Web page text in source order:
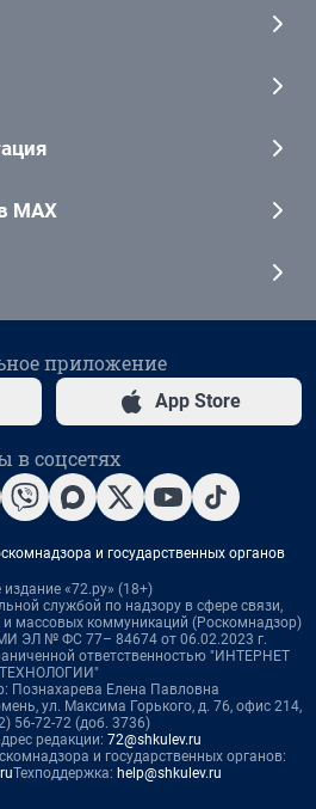
MAX
приложение
App Store
в соцсетях
и государственных органов
издание «72.ру» (18+)
службой по надзору в сфере связи,
массовых коммуникаций (Роскомнадзор)
ЭЛ № ФС 77– 84674 от 06.02.2023 г.
ответственностью "ИНТЕРНЕТ
ТЕХНОЛОГИИ"
Познахарева Елена Павловна
ул. Максима Горького, д. 76, офис 214,
56-72-72 (доб. 3736)
редакции: 72@shkulev.ru
и государственных органов:
Техподдержка: help@shkulev.ru